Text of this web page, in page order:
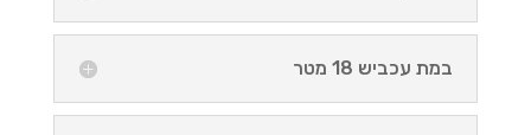
במת עכביש 18 מטר